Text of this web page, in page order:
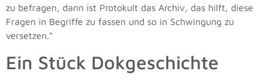
zu befragen, dann ist Protokult das Archiv, das hilft, diese
Fragen in Begriffe zu fassen und so in Schwingung zu
versetzen.“
Ein Stück Dokgeschichte